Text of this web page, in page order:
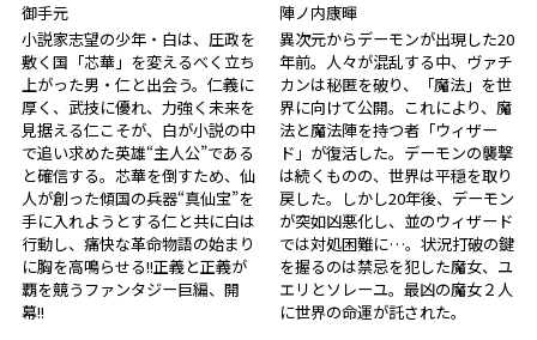
御手元
小説家志望の少年・白は、圧政を
敷く国「芯華」を変えるべく立ち
上がった男・仁と出会う。仁義に
厚く、武技に優れ、力強く未来を
見据える仁こそが、白が小説の中
で追い求めた英雄――“主人公”である
と確信する。芯華を倒すため、仙
人が創った傾国の兵器“真仙宝”を
手に入れようとする仁と共に白は
行動し、痛快な革命物語の始まり
に胸を高鳴らせる――!!正義と正義が
覇を競うファンタジー巨編、開
幕!!
陣ノ内康暉
異次元からデーモンが出現した20
年前。人々が混乱する中、ヴァチ
カンは秘匿を破り、「魔法」を世
界に向けて公開。これにより、魔
法と魔法陣を持つ者「ウィザー
ド」が復活した。デーモンの襲撃
は続くものの、世界は平穏を取り
戻した。しかし20年後、デーモン
が突如凶悪化し、並のウィザード
では対処困難に…。状況打破の鍵
を握るのは禁忌を犯した魔女、ユ
エリとソレーユ。最凶の魔女２人
に世界の命運が託された――。